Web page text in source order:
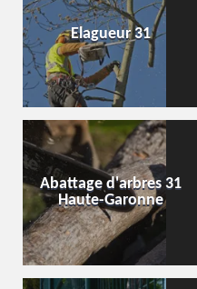
Elagueur 31
Abattage d'arbres 31
Haute-Garonne